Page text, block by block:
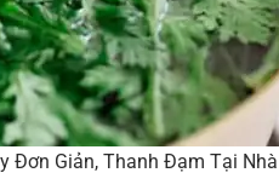
Đơn Giản, Thanh Đạm Tại Nhà